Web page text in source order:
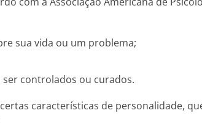
sua vida ou um problema;
controlados ou curados.
características de personalidade,